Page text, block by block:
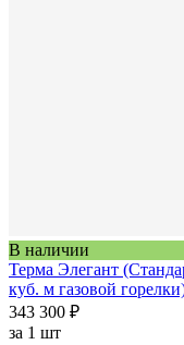
В наличии
Терма Элегант
куб. м газовой
343 300 ₽
за 1 шт